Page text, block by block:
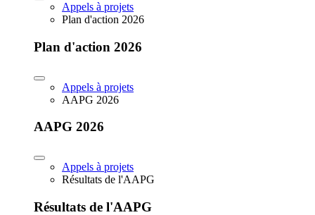
Appels à projets
Plan d'action 2026
Plan d'action 2026
Appels à projets
AAPG 2026
AAPG 2026
Appels à projets
Résultats de l'AAPG
Résultats de l'AAPG